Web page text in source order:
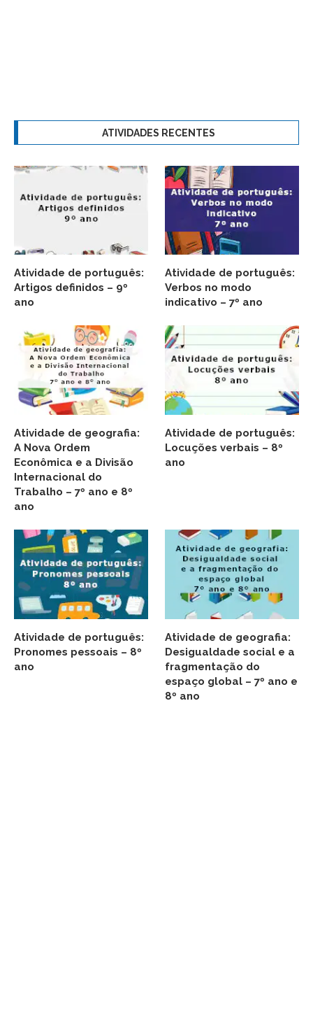
ATIVIDADES RECENTES
Atividade de português:
Artigos definidos – 9º
ano
Atividade de português:
Verbos no modo
indicativo – 7º ano
Atividade de geografia:
A Nova Ordem
Econômica e a Divisão
Internacional do
Trabalho – 7º ano e 8º
ano
Atividade de português:
Locuções verbais – 8º
ano
Atividade de português:
Pronomes pessoais – 8º
ano
Atividade de geografia:
Desigualdade social e a
fragmentação do
espaço global – 7º ano e
8º ano